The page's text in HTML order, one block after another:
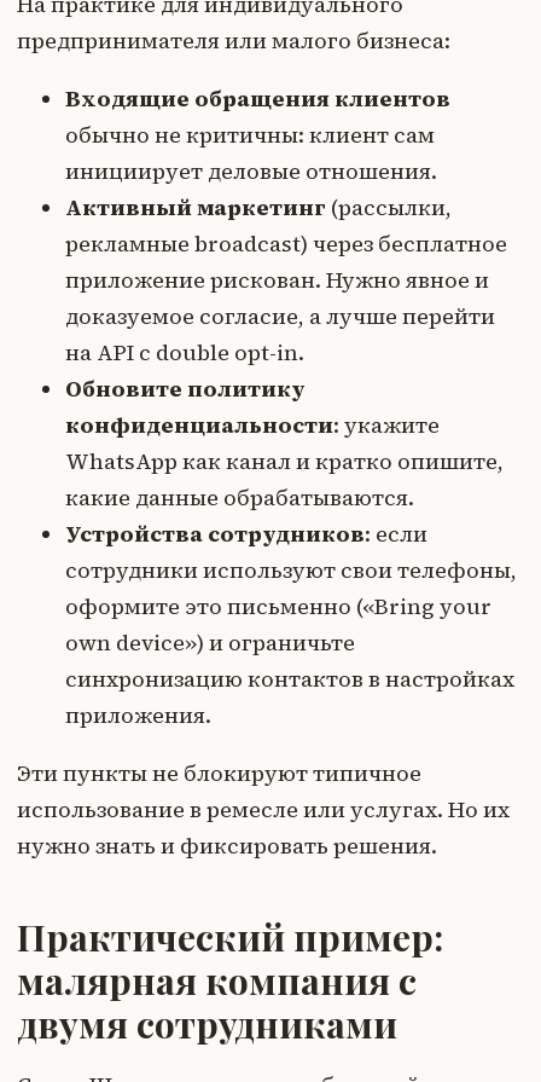
предпринимателя или малого бизнеса:
Входящие обращения клиентов
обычно не критичны: клиент сам
инициирует деловые отношения.
Активный маркетинг (рассылки,
рекламные broadcast) через бесплатное
приложение рискован. Нужно явное и
доказуемое согласие, а лучше перейти
на API с double opt-in.
Обновите политику
конфиденциальности: укажите
WhatsApp как канал и кратко опишите,
какие данные обрабатываются.
Устройства сотрудников: если
сотрудники используют свои телефоны,
оформите это письменно («Bring your
own device») и ограничьте
синхронизацию контактов в настройках
приложения.
Эти пункты не блокируют типичное
использование в ремесле или услугах. Но их
нужно знать и фиксировать решения.
Практический пример:
малярная компания с
двумя сотрудниками